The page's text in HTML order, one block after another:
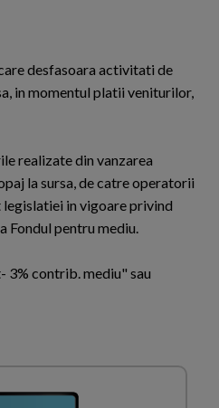
desfasoara activitati de
in momentul platii veniturilor,
realizate din vanzarea
la sursa, de catre operatorii
in vigoare privind
Fondul pentru mediu.
3% contrib. mediu" sau